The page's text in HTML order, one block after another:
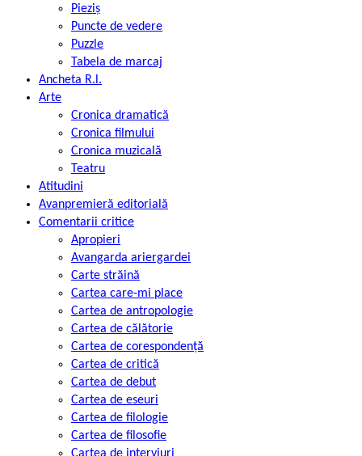
Pieziș
Puncte de vedere
Puzzle
Tabela de marcaj
Ancheta R.l.
Arte
Cronica dramatică
Cronica filmului
Cronica muzicală
Teatru
Atitudini
Avanpremieră editorială
Comentarii critice
Apropieri
Avangarda ariergardei
Carte străină
Cartea care-mi place
Cartea de antropologie
Cartea de călătorie
Cartea de corespondență
Cartea de critică
Cartea de debut
Cartea de eseuri
Cartea de filologie
Cartea de filosofie
Cartea de interviuri